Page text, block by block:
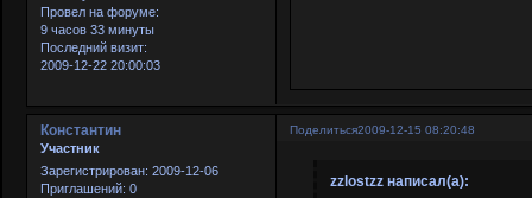
Провел на форуме:
9 часов 33 минуты
Последний визит:
2009-12-22 20:00:03
Поделиться2009-12-15 08:20:48
Константин
Участник
Зарегистрирован: 2009-12-06
Приглашений: 0
zzlostzz написал(а):